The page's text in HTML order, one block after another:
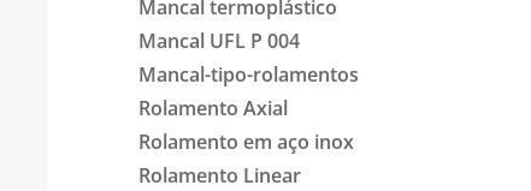
Mancal termoplástico
Mancal UFL P 004
Mancal-tipo-rolamentos
Rolamento Axial
Rolamento em aço inox
Rolamento Linear